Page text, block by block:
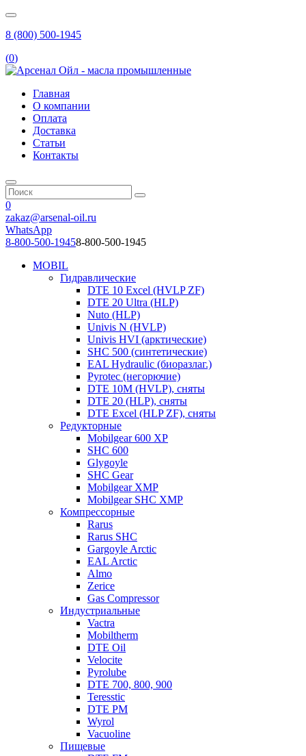
8 (800) 500-1945
(0)
Главная
О компании
Оплата
Доставка
Статьи
Контакты
0
zakaz@arsenal-oil.ru
WhatsApp
8-800-500-19458-800-500-1945
MOBIL
Гидравлические
DTE 10 Excel (HVLP ZF)
DTE 20 Ultra (HLP)
Nuto (HLP)
Univis N (HVLP)
Univis HVI (арктические)
SHC 500 (синтетические)
EAL Hydraulic (биоразлаг.)
Pyrotec (негорючие)
DTE 10M (HVLP), сняты
DTE 20 (HLP), сняты
DTE Excel (HLP ZF), сняты
Редукторные
Mobilgear 600 XP
SHC 600
Glygoyle
SHC Gear
Mobilgear XMP
Mobilgear SHC XMP
Компрессорные
Rarus
Rarus SHC
Gargoyle Arctic
EAL Arctic
Almo
Zerice
Gas Compressor
Индустриальные
Vactra
Mobiltherm
DTE Oil
Velocite
Pyrolube
DTE 700, 800, 900
Teresstic
DTE PM
Wyrol
Vacuoline
Пищевые